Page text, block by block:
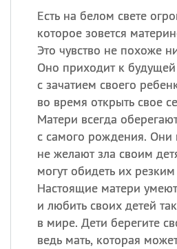
Есть на белом свете
которое зовется
Это чувство не похоже
Оно приходит к
с зачатием своего
во время открыть свое
Матери всегда
с самого рождения. Они
не желают зла своим
могут обидеть их
Настоящие матери
и любить своих детей
в мире. Дети берегите
ведь мать, которая